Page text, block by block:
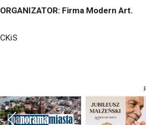
ORGANIZATOR: Firma Modern Art.
CKiS
Previous